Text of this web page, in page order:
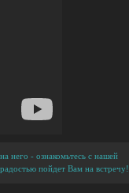
него - ознакомьтесь с нашей
пойдет Вам на встречу!